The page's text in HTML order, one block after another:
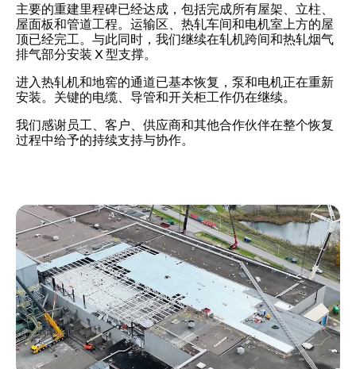
主要的重建里程碑已经达成，包括完成所有屋架、立柱、
屋面板和管道工程。运输区、热轧车间和电机室上方的屋
顶已经完工。与此同时，我们继续在轧机跨间和热轧烟气
排气部分安装 X 型支撑。
进入热轧机和地窖的通道已基本恢复，泵和电机正在重新
安装。关键的电缆、导管和开关柜工作仍在继续。
我们感谢员工、客户、供应商和其他合作伙伴在整个恢复
过程中给予的持续支持与协作。